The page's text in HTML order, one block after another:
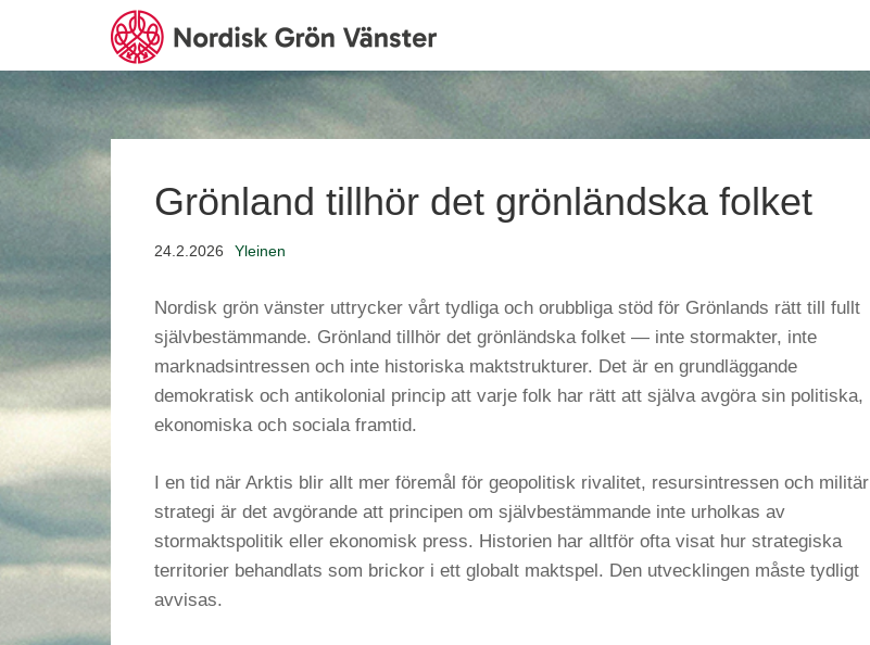
Grönland tillhör det grönländska folket
24.2.2026 Yleinen
Nordisk grön vänster uttrycker vårt tydliga och orubbliga stöd för Grönlands rätt till fullt
självbestämmande. Grönland tillhör det grönländska folket — inte stormakter, inte
marknadsintressen och inte historiska maktstrukturer. Det är en grundläggande
demokratisk och antikolonial princip att varje folk har rätt att själva avgöra sin politiska,
ekonomiska och sociala framtid.
I en tid när Arktis blir allt mer föremål för geopolitisk rivalitet, resursintressen och militär
strategi är det avgörande att principen om självbestämmande inte urholkas av
stormaktspolitik eller ekonomisk press. Historien har alltför ofta visat hur strategiska
territorier behandlats som brickor i ett globalt maktspel. Den utvecklingen måste tydligt
avvisas.